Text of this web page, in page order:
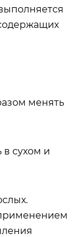
менять
в сухом и